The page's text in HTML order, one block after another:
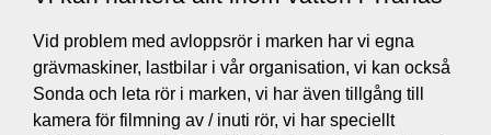
Vid problem med avloppsrör i marken har vi egna
grävmaskiner, lastbilar i vår organisation, vi kan också
Sonda och leta rör i marken, vi har även tillgång till
kamera för filmning av / inuti rör, vi har speciellt